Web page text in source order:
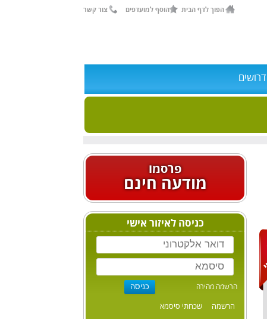
הפוך לדף הבית הוסף למועדפים צור קשר
דרושים
פרסמו
מודעה חינם
כניסה לאיזור אישי
הרשמה מהירה
שכחתי סיסמא הרשמה